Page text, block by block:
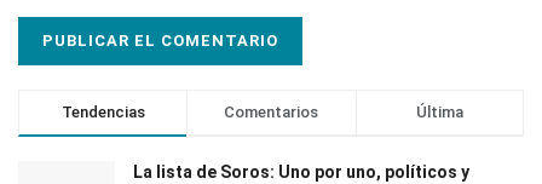
Tendencias Comentarios Última
La lista de Soros: Uno por uno, políticos y